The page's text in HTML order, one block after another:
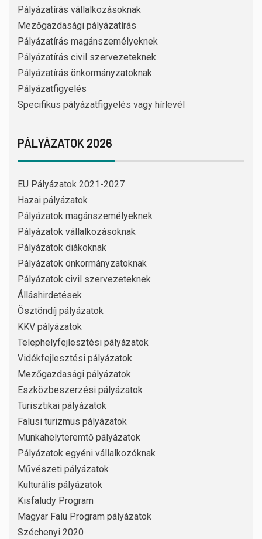
Pályázatírás vállalkozásoknak
Mezőgazdasági pályázatírás
Pályázatírás magánszemélyeknek
Pályázatírás civil szervezeteknek
Pályázatírás önkormányzatoknak
Pályázatfigyelés
Specifikus pályázatfigyelés vagy hírlevél
PÁLYÁZATOK 2026
EU Pályázatok 2021-2027
Hazai pályázatok
Pályázatok magánszemélyeknek
Pályázatok vállalkozásoknak
Pályázatok diákoknak
Pályázatok önkormányzatoknak
Pályázatok civil szervezeteknek
Álláshirdetések
Ösztöndíj pályázatok
KKV pályázatok
Telephelyfejlesztési pályázatok
Vidékfejlesztési pályázatok
Mezőgazdasági pályázatok
Eszközbeszerzési pályázatok
Turisztikai pályázatok
Falusi turizmus pályázatok
Munkahelyteremtő pályázatok
Pályázatok egyéni vállalkozóknak
Művészeti pályázatok
Kulturális pályázatok
Kisfaludy Program
Magyar Falu Program pályázatok
Széchenyi 2020